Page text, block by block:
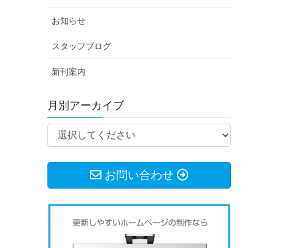
お知らせ
スタッフブログ
新刊案内
月別アーカイブ
お問い合わせ